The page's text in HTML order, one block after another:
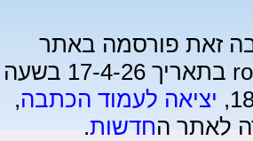
זאת פורסמה באתר
rotter בתאריך 17-4-26 בשעה
יציאה לעמוד הכתבה,
לאתר החדשות.